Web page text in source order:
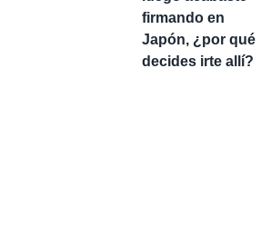
firmando en
Japón, ¿por qué
decides irte allí?